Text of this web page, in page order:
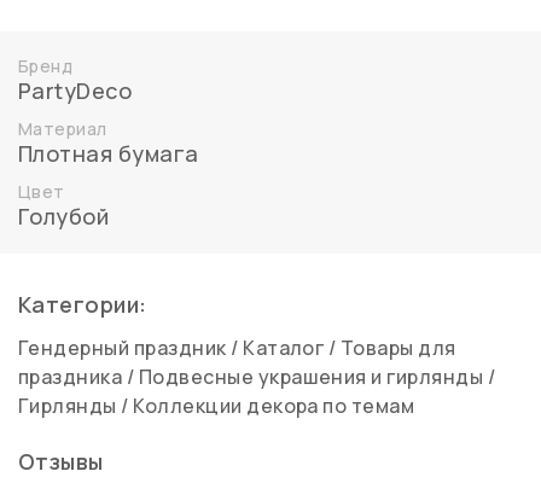
Бренд
PartyDeco
Материал
Плотная бумага
Цвет
Голубой
Категории:
Гендерный праздник / Каталог / Товары для
праздника / Подвесные украшения и гирлянды /
Гирлянды / Коллекции декора по темам
Отзывы